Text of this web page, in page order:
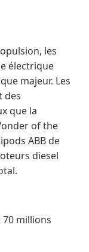
les
électrique
majeur. Les
des
que la
of the
ABB de
diesel
millions